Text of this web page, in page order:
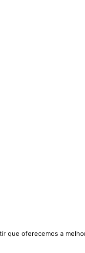
que oferecemos a